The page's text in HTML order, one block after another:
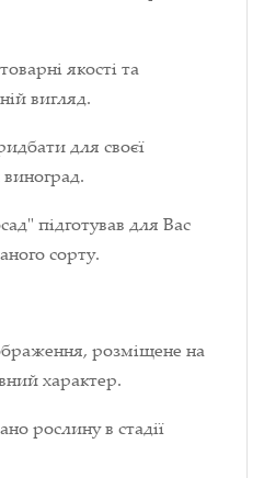
якості та
вигляд.
для своєї
підготував для Вас
сорту.
розміщене на
характер.
рослину в стадії